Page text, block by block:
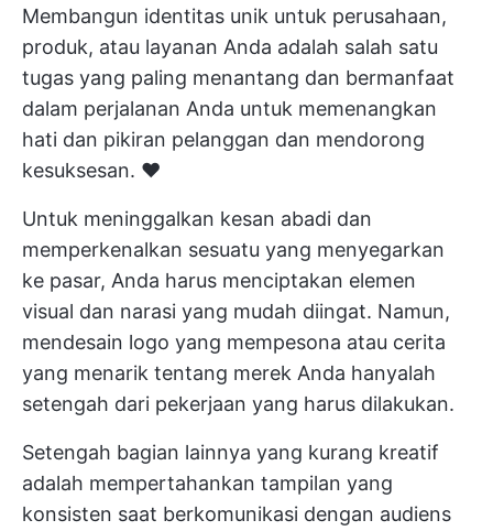
Membangun identitas unik untuk perusahaan,
produk, atau layanan Anda adalah salah satu
tugas yang paling menantang dan bermanfaat
dalam perjalanan Anda untuk memenangkan
hati dan pikiran pelanggan dan mendorong
kesuksesan. ♥️
Untuk meninggalkan kesan abadi dan
memperkenalkan sesuatu yang menyegarkan
ke pasar, Anda harus menciptakan elemen
visual dan narasi yang mudah diingat. Namun,
mendesain logo yang mempesona atau cerita
yang menarik tentang merek Anda hanyalah
setengah dari pekerjaan yang harus dilakukan.
Setengah bagian lainnya yang kurang kreatif
adalah mempertahankan tampilan yang
konsisten saat berkomunikasi dengan audiens